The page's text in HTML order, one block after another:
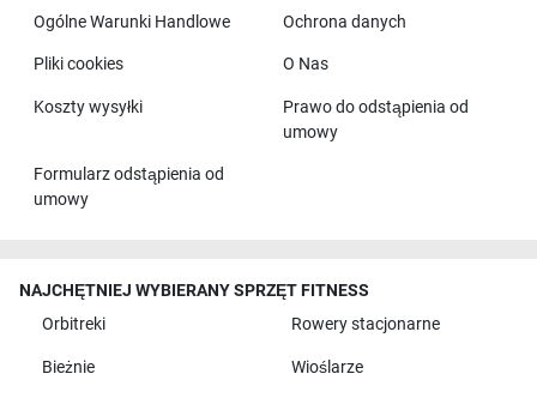
Ogólne Warunki Handlowe
Ochrona danych
Pliki cookies O Nas
Koszty wysyłki
Prawo do odstąpienia od
umowy
Formularz odstąpienia od
umowy
NAJCHĘTNIEJ WYBIERANY SPRZĘT FITNESS
Orbitreki
Rowery stacjonarne
Bieżnie Wioślarze